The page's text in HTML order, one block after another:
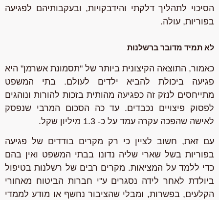
הסיכוי לתהליך דלקתי והידבקויות, ובעקבותיהם לפגיעה
בפוריות, עולה.
לא תמיד מדובר ברשלנות
כאמור, התוצאה הקיצונית ביותר של "תסמונת אשרמן" היא
פגיעה ביכולת להביא ילדים לעולם. בתי המשפט
מתייחסים לנזק זה כפגיעה מהותית בזכות להורות ונוהגים
לפסוק פיצויים נכבדים. עד כה הסכום המרבי שנפסק
לאישה שהפכה עקרה עמד על כ- 1.3 מיליון שקל.
עם זאת, חשוב לציין כי רק מקרים בודדים של פגיעה
בפוריות בשל שארי שליה נדונו בבתי המשפט ואין בהם
כדי ללמד על המציאות. מקרים רבים של רשלנות בטיפול
ביולדת לאחר לידה נסגרים ע"י חברות הביטוח מאחורי
הקלעים, בפשרות, ומבלי שהציבור נחשף או מודע לממדי